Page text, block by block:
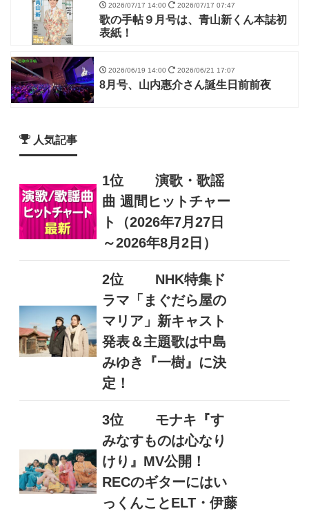
2026/07/17 14:00 2026/07/17 07:47
歌の手帖９月号は、青山新くん本誌初
表紙！
2026/06/19 14:00 2026/06/21 17:07
8月号、山内惠介さん誕生日前前夜
人気記事
1位
演歌・歌謡
曲 週間ヒットチャー
ト（2026年7月27日
～2026年8月2日）
2位
NHK特集ド
ラマ「まぐだら屋の
マリア」新キャスト
発表＆主題歌は中島
みゆき『一樹』に決
定！
3位
モナキ『す
みなすものは心なり
けり』MV公開！
RECのギターにはい
っくんことELT・伊藤